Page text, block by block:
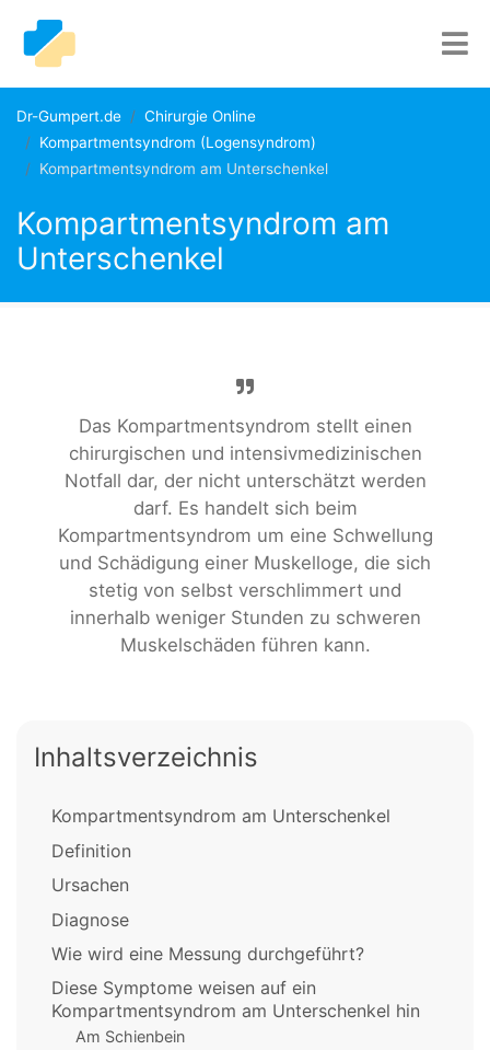
Dr-Gumpert.de
Chirurgie Online
Kompartmentsyndrom (Logensyndrom)
Kompartmentsyndrom am Unterschenkel
Kompartmentsyndrom am
Unterschenkel
Das Kompartmentsyndrom stellt einen
chirurgischen und intensivmedizinischen
Notfall dar, der nicht unterschätzt werden
darf. Es handelt sich beim
Kompartmentsyndrom um eine Schwellung
und Schädigung einer Muskelloge, die sich
stetig von selbst verschlimmert und
innerhalb weniger Stunden zu schweren
Muskelschäden führen kann.
Inhaltsverzeichnis
Kompartmentsyndrom am Unterschenkel
Definition
Ursachen
Diagnose
Wie wird eine Messung durchgeführt?
Diese Symptome weisen auf ein
Kompartmentsyndrom am Unterschenkel hin
Am Schienbein